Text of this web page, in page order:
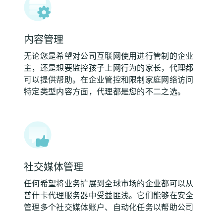
内容管理
无论您是希望对公司互联网使用进行管制的企业
主，还是想要监控孩子上网行为的家长，代理都
可以提供帮助。在企业管控和限制家庭网络访问
特定类型内容方面，代理都是您的不二之选。
社交媒体管理
任何希望将业务扩展到全球市场的企业都可以从
普什卡代理服务器中受益匪浅。它们能够在安全
管理多个社交媒体账户、自动化任务以帮助公司